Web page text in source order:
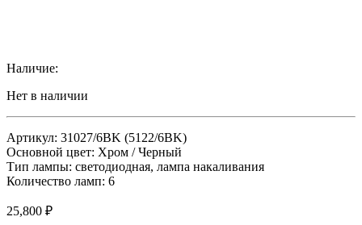
Наличие:
Нет в наличии
Артикул: 31027/6BK (5122/6BK)
Основной цвет: Хром / Черный
Тип лампы: светодиодная, лампа накаливания
Количество ламп: 6
25,800 ₽